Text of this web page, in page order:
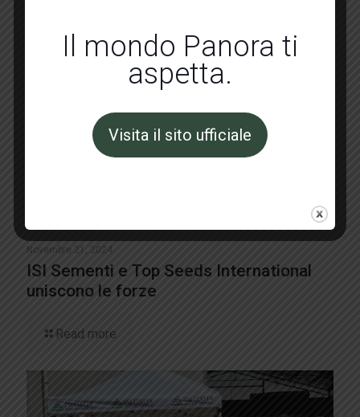
Novembre 21, 2024
ISI Sementi e Top Seeds International
uniscono le forze
Read more
Il mondo Panora ti
aspetta.
Visita il sito ufficiale